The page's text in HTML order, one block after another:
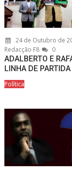
24 de Outubro de
Redacção F8
0
ADALBERTO E
LINHA DE PARTIDA
Política